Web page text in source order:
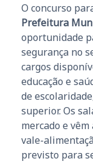
O concurso
Prefeitura
oportunidade
segurança no
cargos
educação e
de
superior. Os
mercado e
vale-
previsto para